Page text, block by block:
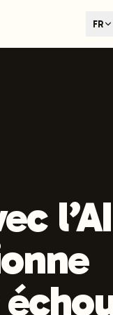
content FR